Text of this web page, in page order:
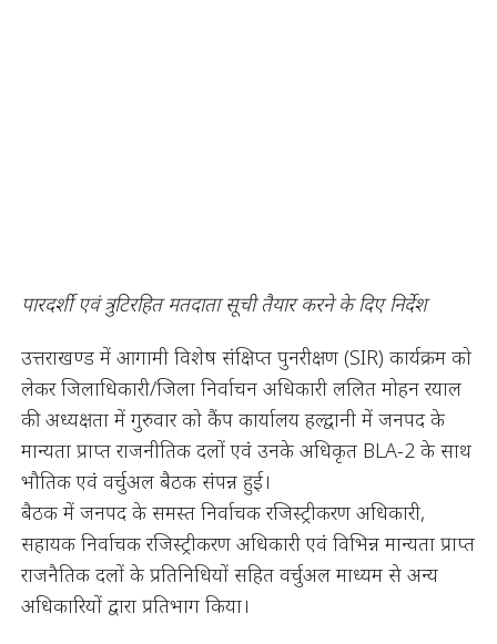
पारदर्शी एवं त्रुटिरहित मतदाता सूची तैयार करने के दिए निर्देश
उत्तराखण्ड में आगामी विशेष संक्षिप्त पुनरीक्षण (SIR) कार्यक्रम को
लेकर जिलाधिकारी/जिला निर्वाचन अधिकारी ललित मोहन रयाल
की अध्यक्षता में गुरुवार को कैंप कार्यालय हल्द्वानी में जनपद के
मान्यता प्राप्त राजनीतिक दलों एवं उनके अधिकृत BLA-2 के साथ
भौतिक एवं वर्चुअल बैठक संपन्न हुई।
बैठक में जनपद के समस्त निर्वाचक रजिस्ट्रीकरण अधिकारी,
सहायक निर्वाचक रजिस्ट्रीकरण अधिकारी एवं विभिन्न मान्यता प्राप्त
राजनैतिक दलों के प्रतिनिधियों सहित वर्चुअल माध्यम से अन्य
अधिकारियों द्वारा प्रतिभाग किया।